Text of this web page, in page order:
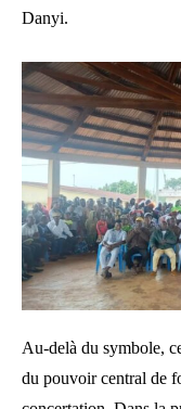
Danyi.
Au-delà du symbole,
du pouvoir central de